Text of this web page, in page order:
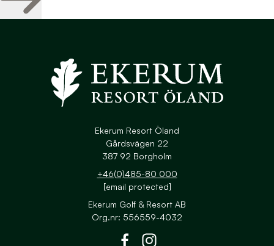
Ekerum Resort Öland
Gårdsvägen 22
387 92 Borgholm
+46(0)485-80 000
[email protected]
Ekerum Golf & Resort AB
Org.nr: 556559-4032